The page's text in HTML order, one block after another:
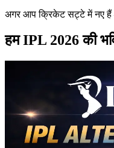
अगर आप क्रिकेट सट्टे में नए
हम IPL 2026 की